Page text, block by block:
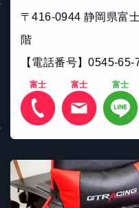
〒416-0944 静岡県富
階
【電話番号】0545-65-
富士 富士 富士